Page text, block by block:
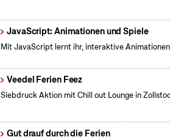
JavaScript: Animationen und Spiele
Mit JavaScript lernt ihr, interaktive
Veedel Ferien Feez
Siebdruck Aktion mit Chill out Lounge in
Gut drauf durch die Ferien